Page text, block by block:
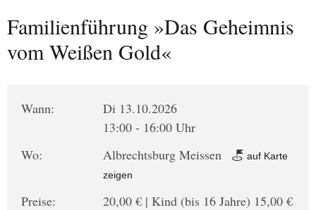
Familienführung »Das Geheimnis
vom Weißen Gold«
Wann:
Di 13.10.2026
13:00 - 16:00 Uhr
Wo:
Albrechtsburg Meissen
auf Karte
zeigen
Preise:
20,00 € | Kind (bis 16 Jahre) 15,00 €